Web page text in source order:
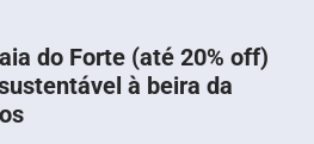
do Forte (até 20% off)
à beira da